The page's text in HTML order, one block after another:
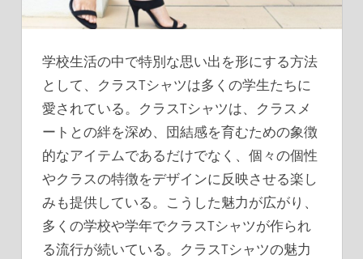
学校生活の中で特別な思い出を形にする方法
として、クラスTシャツは多くの学生たちに
愛されている。 クラスTシャツは、クラスメ
ートとの絆を深め、団結感を育むための象徴
的なアイテムであるだけでなく、個々の個性
やクラスの特徴をデザインに反映させる楽し
みも提供している。こうした魅力が広がり、
多くの学校や学年でクラスTシャツが作られ
る流行が続いている。クラスTシャツの魅力